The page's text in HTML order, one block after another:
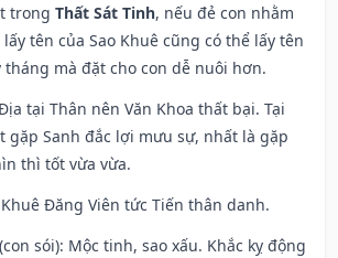
trong Thất Sát Tinh, nếu đẻ con nhằm
tên của Sao Khuê cũng có thể lấy tên
tháng mà đặt cho con dễ nuôi hơn.
tại Thân nên Văn Khoa thất bại. Tại
gặp Sanh đắc lợi mưu sự, nhất là gặp
thì tốt vừa vừa.
Đăng Viên tức Tiến thân danh.
sói): Mộc tinh, sao xấu. Khắc kỵ động